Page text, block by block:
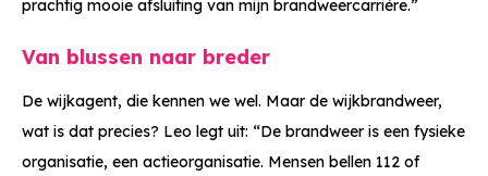
prachtig mooie afsluiting van mijn brandweercarrière.”
Van blussen naar breder
De wijkagent, die kennen we wel. Maar de wijkbrandweer,
wat is dat precies? Leo legt uit: “De brandweer is een fysieke
organisatie, een actieorganisatie. Mensen bellen 112 of